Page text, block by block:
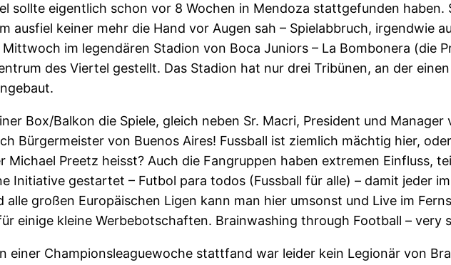
sollte eigentlich schon vor 8 Wochen in Mendoza stattgefunden haben.
ausfiel keiner mehr die Hand vor Augen sah – Spielabbruch, irgendwie
im legendären Stadion von Boca Juniors – La Bombonera (die
des Viertel gestellt. Das Stadion hat nur drei Tribünen, an der
Box/Balkon die Spiele, gleich neben Sr. Macri, President und
Bürgermeister von Buenos Aires! Fussball ist ziemlich mächtig hier,
Michael Preetz heisst? Auch die Fangruppen haben extremen Einfluss,
Initiative gestartet – Futbol para todos (Fussball für alle) – damit jeder
alle großen Europäischen Ligen kann man hier umsonst und Live im
einige kleine Werbebotschaften. Brainwashing through Football – very
einer Championsleaguewoche stattfand war leider kein Legionär von